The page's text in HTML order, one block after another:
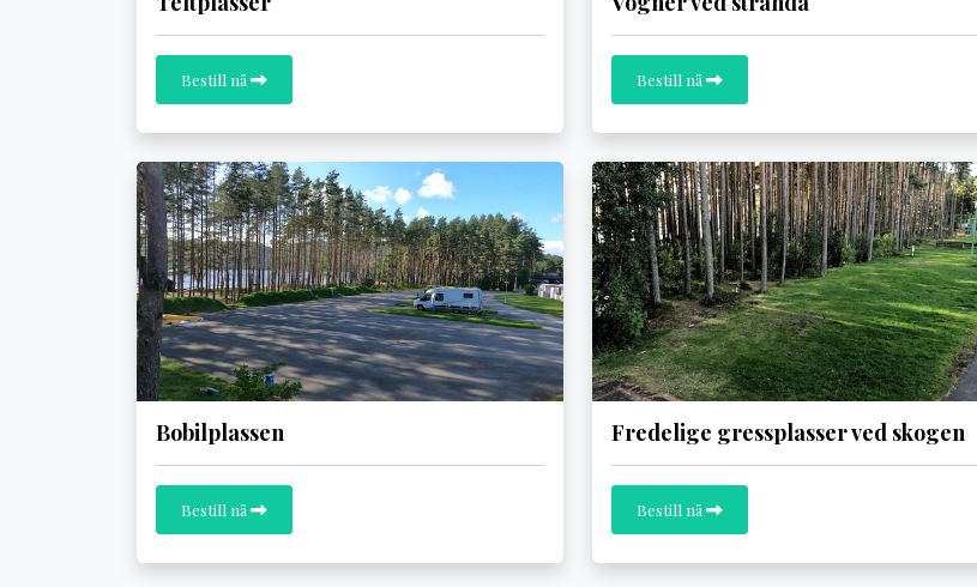
Bestill nå Bestill nå
Bobilplassen
Bestill nå
Fredelige gressplasser ved skogen
Bestill nå